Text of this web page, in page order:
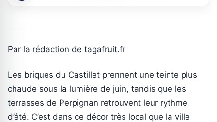
Par la rédaction de tagafruit.fr
Les briques du Castillet prennent une teinte plus
chaude sous la lumière de juin, tandis que les
terrasses de Perpignan retrouvent leur rythme
d’été. C’est dans ce décor très local que la ville